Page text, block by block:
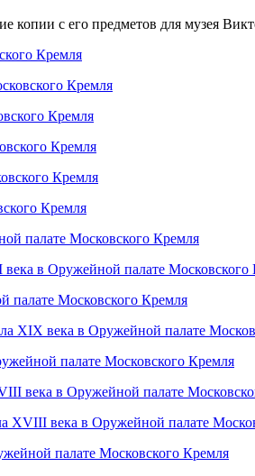
копии с его предметов для музея
Кремля
Кремля
Кремля
Кремля
Кремля
Кремля
палате Московского Кремля
в Оружейной палате Московского
палате Московского Кремля
XIX века в Оружейной палате
палате Московского Кремля
века в Оружейной палате
XVIII века в Оружейной палате
палате Московского Кремля